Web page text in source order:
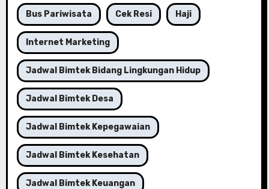
Bus Pariwisata Cek Resi Haji
Internet Marketing
Jadwal Bimtek Bidang Lingkungan Hidup
Jadwal Bimtek Desa
Jadwal Bimtek Kepegawaian
Jadwal Bimtek Kesehatan
Jadwal Bimtek Keuangan